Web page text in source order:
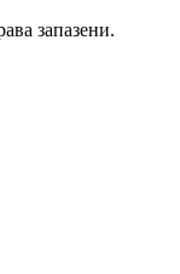
запазени.